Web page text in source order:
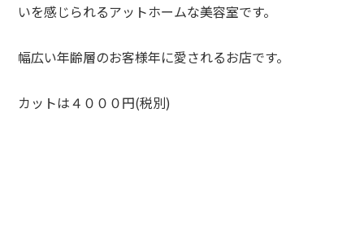
いを感じられるアットホームな美容室です。
幅広い年齢層のお客様年に愛されるお店です。
カットは４０００円(税別)